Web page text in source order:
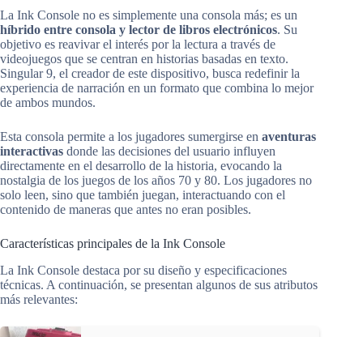
La Ink Console no es simplemente una consola más; es un
híbrido entre consola y lector de libros electrónicos. Su
objetivo es reavivar el interés por la lectura a través de
videojuegos que se centran en historias basadas en texto.
Singular 9, el creador de este dispositivo, busca redefinir la
experiencia de narración en un formato que combina lo mejor
de ambos mundos.
Esta consola permite a los jugadores sumergirse en aventuras
interactivas donde las decisiones del usuario influyen
directamente en el desarrollo de la historia, evocando la
nostalgia de los juegos de los años 70 y 80. Los jugadores no
solo leen, sino que también juegan, interactuando con el
contenido de maneras que antes no eran posibles.
Características principales de la Ink Console
La Ink Console destaca por su diseño y especificaciones
técnicas. A continuación, se presentan algunos de sus atributos
más relevantes: